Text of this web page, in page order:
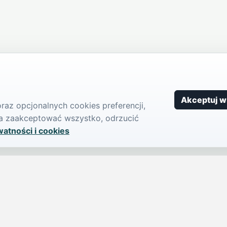
opcjonalnych cookies preferencji,
zaakceptować wszystko, odrzucić
i cookies
Akceptuj